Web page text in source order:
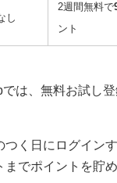
し
2週間無料で
ント
は、無料お試し
つく日にログイン
でポイントを貯